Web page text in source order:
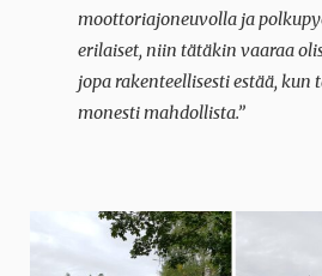
moottoriajoneuvolla ja
erilaiset, niin tätäkin vaaraa
jopa rakenteellisesti estää,
monesti mahdollista.”